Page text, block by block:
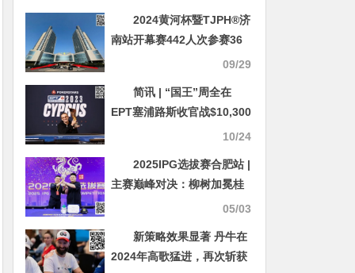
2024黄河杯暨TJPH®济
南站开幕赛442人次参赛36
人晋级 明日主赛正式开打！
09/29
简讯 | “国王”周全在
EPT塞浦路斯收官战$10,300
10/24
2025IPG选拔赛合肥站 |
主赛巅峰对决：柳树加冕桂
05/03
新策略效果显著 丹牛在
2024年高歌猛进，再次斩获